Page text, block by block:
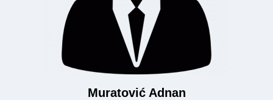
Muratović Adnan